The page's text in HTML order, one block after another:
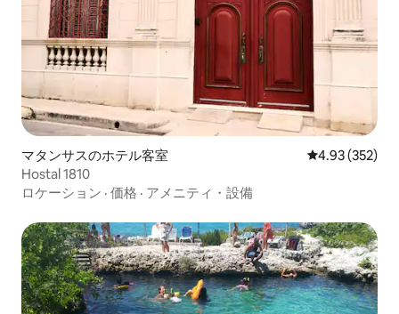
マタンサスのホテル客室 レビュー352
4.93 (352)
Hostal 1810
ロケーション · 価格 · アメニティ・設備